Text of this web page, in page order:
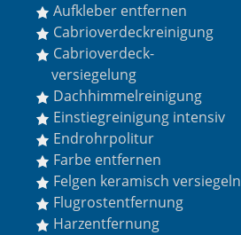
Aufkleber entfernen
Cabrioverdeckreinigung
Cabrioverdeck-
versiegelung
Dachhimmelreinigung
Einstiegreinigung intensiv
Endrohrpolitur
Farbe entfernen
Felgen keramisch versiegeln
Flugrostentfernung
Harzentfernung